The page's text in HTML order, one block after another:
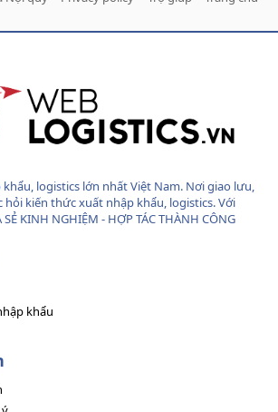
logistics lớn nhất Việt Nam. Nơi giao lưu,
hỏi kiến thức xuất nhập khẩu, logistics. Với
KINH NGHIỆM - HỢP TÁC THÀNH CÔNG
khẩu